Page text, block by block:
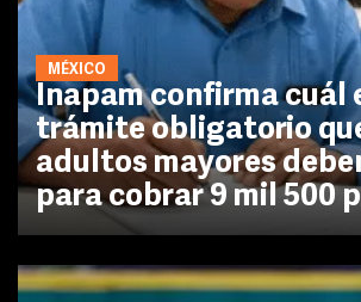
MÉXICO
Inapam confirma cuál
trámite obligatorio
adultos mayores
para cobrar 9 mil 500